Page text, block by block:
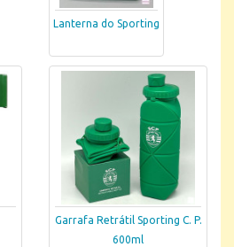
Lanterna do Sporting
Garrafa Retrátil Sporting C. P.
600ml